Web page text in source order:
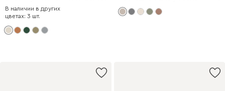
В наличии в других
цветах: 3 шт.